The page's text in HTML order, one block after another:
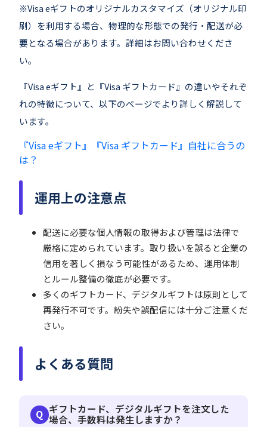
※Visa eギフトのオリジナルカスタマイズ（オリジナル印
刷）を利用する場合、物理的な形態での発行・配送が必
要となる場合があります。詳細はお問い合わせくださ
い。
『Visa eギフト』と『Visa ギフトカード』の違いやそれぞ
れの特徴について、以下のページでより詳しく解説して
います。
『Visa eギフト』『Visa ギフトカード』自社に合うの
は？
運用上の注意点
配送に必要な個人情報の取得および管理は法律で
厳格に定められています。取り扱いを誤ると企業の
信用を著しく損なう可能性があるため、運用体制
とルール整備の徹底が必要です。
多くのギフトカード、デジタルギフトは原則として
再発行不可です。紛失や誤配信には十分ご注意くだ
さい。
よくある質問
ギフトカード、デジタルギフトを注文した
場合、手数料は発生しますか？